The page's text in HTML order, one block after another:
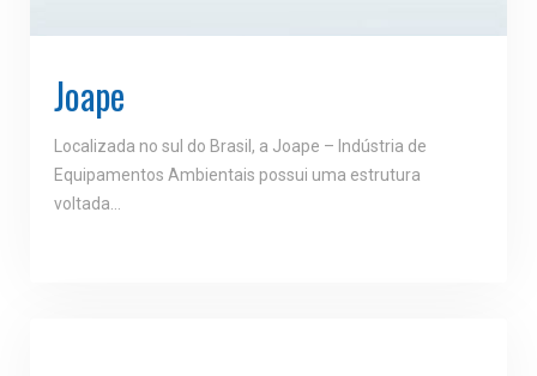
Joape
Localizada no sul do Brasil, a Joape – Indústria de
Equipamentos Ambientais possui uma estrutura
voltada…